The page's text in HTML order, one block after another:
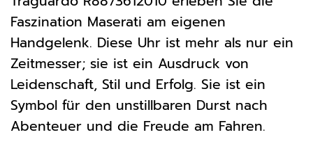
Faszination Maserati am eigenen
Handgelenk. Diese Uhr ist mehr als nur ein
Zeitmesser; sie ist ein Ausdruck von
Leidenschaft, Stil und Erfolg. Sie ist ein
Symbol für den unstillbaren Durst nach
Abenteuer und die Freude am Fahren.